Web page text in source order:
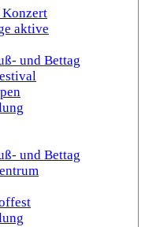
aktive
und Bettag
und Bettag